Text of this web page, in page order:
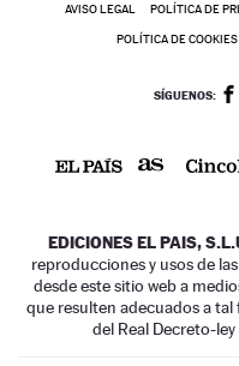
AVISO LEGAL POLÍTICA DE
POLÍTICA DE COOKIES
SÍGUENOS:
EDICIONES EL PAIS,
reproducciones y usos de
desde este sitio web a
que resulten adecuados a
del Real Decreto-